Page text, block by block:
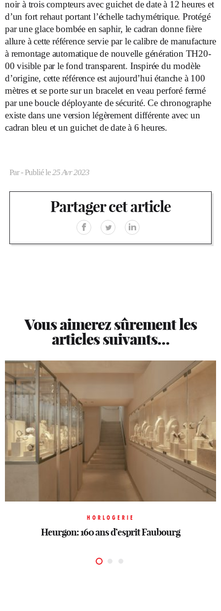
noir à trois compteurs avec guichet de date à 12 heures et
d’un fort rehaut portant l’échelle tachymétrique. Protégé
par une glace bombée en saphir, le cadran donne fière
allure à cette référence servie par le calibre de manufacture
à remontage automatique de nouvelle génération TH20-
00 visible par le fond transparent. Inspirée du modèle
d’origine, cette référence est aujourd’hui étanche à 100
mètres et se porte sur un bracelet en veau perforé fermé
par une boucle déployante de sécurité. Ce chronographe
existe dans une version légèrement différente avec un
cadran bleu et un guichet de date à 6 heures.
Par- Publié le25 Avr 2023
Partager cet article
Vous aimerez sûrement les
articles suivants…
HORLOGERIE
Heurgon: 160 ans d’esprit Faubourg
HORLOGERIE
Un printemps horloger
HORLOGERIE
Merveilles mécaniques